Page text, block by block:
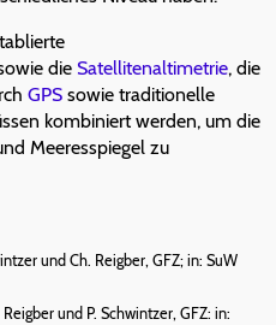
die Satellitenaltimetrie, die
GPS sowie traditionelle
kombiniert werden, um die
Meeresspiegel zu
und Ch. Reigber, GFZ; in: SuW
Reigber und P. Schwintzer, GFZ: in: